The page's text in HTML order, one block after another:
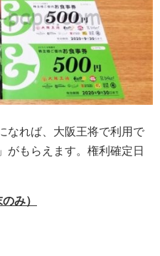
なれば、大阪王将で利用で
がもらえます。権利確定日
み）